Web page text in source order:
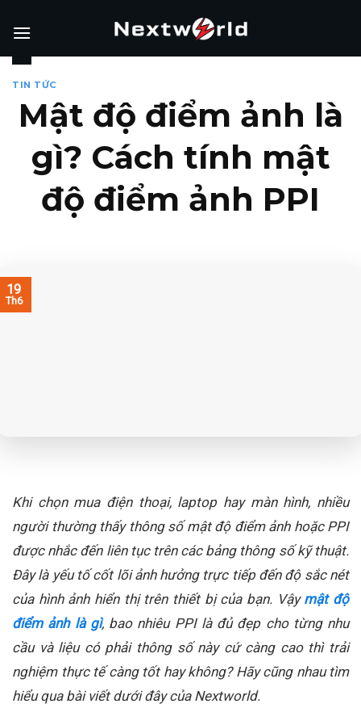
TIN TỨC
Mật độ điểm ảnh là
gì? Cách tính mật
độ điểm ảnh PPI
19
Th6
Khi chọn mua điện thoại, laptop hay màn hình, nhiều
người thường thấy thông số mật độ điểm ảnh hoặc PPI
được nhắc đến liên tục trên các bảng thông số kỹ thuật.
Đây là yếu tố cốt lõi ảnh hưởng trực tiếp đến độ sắc nét
của hình ảnh hiển thị trên thiết bị của bạn. Vậymật độ
điểm ảnh là gì, bao nhiêu PPI là đủ đẹp cho từng nhu
cầu và liệu có phải thông số này cứ càng cao thì trải
nghiệm thực tế càng tốt hay không? Hãy cũng nhau tìm
hiểu qua bài viết dưới đây của Nextworld.